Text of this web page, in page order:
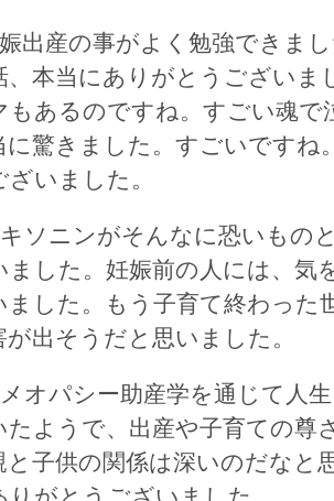
出産の事がよく勉強できま
、本当にありがとうございま
もあるのですね。すごい魂で
に驚きました。すごいですね
ざいました。
ソニンがそんなに恐いもの
ました。妊娠前の人には、気
ました。もう子育て終わった
が出そうだと思いました。
オパシー助産学を通じて人
たようで、出産や子育ての尊
と子供の関係は深いのだなと